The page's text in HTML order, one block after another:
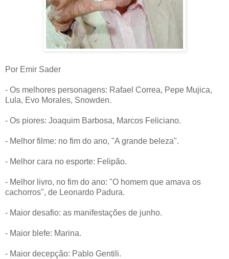
Por Emir Sader
- Os melhores personagens: Rafael Correa, Pepe Mujica,
Lula, Evo Morales, Snowden.
- Os piores: Joaquim Barbosa, Marcos Feliciano.
- Melhor filme: no fim do ano, "A grande beleza".
- Melhor cara no esporte: Felipão.
- Melhor livro, no fim do ano: "O homem que amava os
cachorros", de Leonardo Padura.
- Maior desafio: as manifestações de junho.
- Maior blefe: Marina.
- Maior decepção: Pablo Gentili.